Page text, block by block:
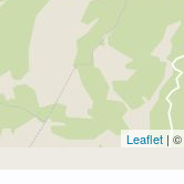
Leaflet | ©